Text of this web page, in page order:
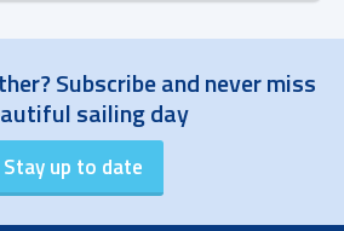
Subscribe and never miss
sailing day